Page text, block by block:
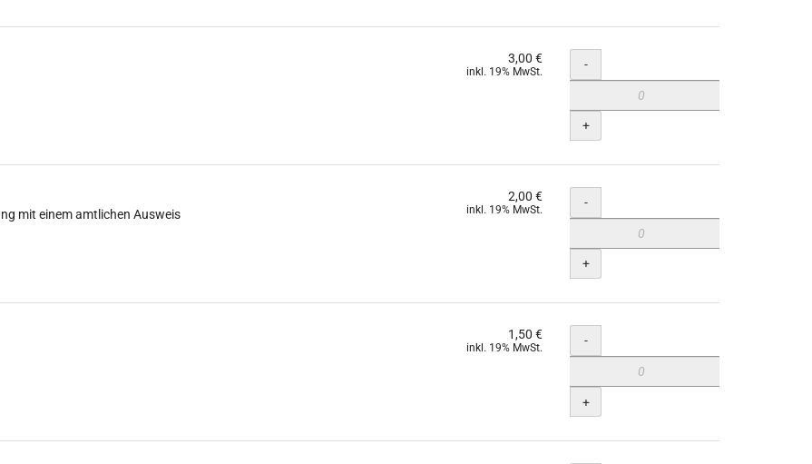
3,00 €
inkl. 19% MwSt. Menge
-
+
mit einem amtlichen Ausweis
2,00 €
inkl. 19% MwSt. Menge
-
+
1,50 €
inkl. 19% MwSt. Menge
-
+